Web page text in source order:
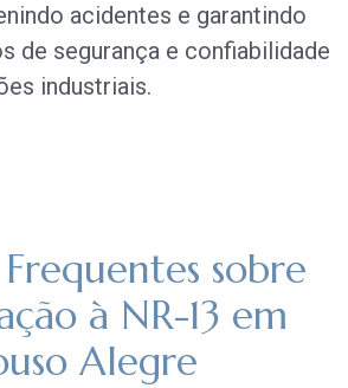
acidentes e garantindo
de segurança e confiabilidade
industriais.
sobre
à NR-13 em
Alegre